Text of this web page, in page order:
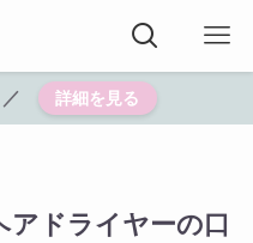
詳細を見る
ドライヤーの口